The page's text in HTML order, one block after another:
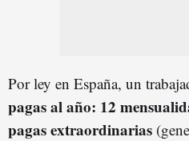
Por ley en España, un
pagas al año: 12
pagas extraordinarias